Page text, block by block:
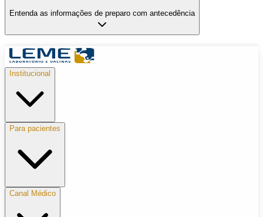
Entenda as informações de preparo com antecedência
Institucional
Para pacientes
Canal Médico